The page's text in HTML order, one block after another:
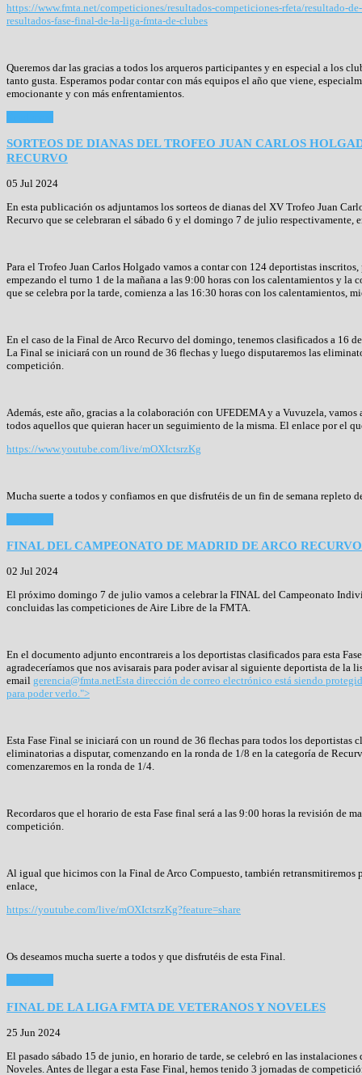
https://www.fmta.net/competiciones/resultados-competiciones-rfeta/resultado-
resultados-fase-final-de-la-liga-fmta-de-clubes
Queremos dar las gracias a todos los arqueros participantes y en especial a los
tanto gusta. Esperamos podar contar con más equipos el año que viene,
emocionante y con más enfrentamientos.
SORTEOS DE DIANAS DEL TROFEO JUAN CARLOS
RECURVO
05 Jul 2024
En esta publicación os adjuntamos los sorteos de dianas del XV Trofeo Juan
Recurvo que se celebraran el sábado 6 y el domingo 7 de julio respectivamente,
Para el Trofeo Juan Carlos Holgado vamos a contar con 124 deportistas
empezando el turno 1 de la mañana a las 9:00 horas con los calentamientos y
que se celebra por la tarde, comienza a las 16:30 horas con los calentamientos,
En el caso de la Final de Arco Recurvo del domingo, tenemos clasificados a 16
La Final se iniciará con un round de 36 flechas y luego disputaremos las
competición.
Además, este año, gracias a la colaboración con UFEDEMA y a Vuvuzela,
todos aquellos que quieran hacer un seguimiento de la misma. El enlace por el
https://www.youtube.com/live/mOXIctsrzKg
Mucha suerte a todos y confiamos en que disfrutéis de un fin de semana repleto
FINAL DEL CAMPEONATO DE MADRID DE ARCO
02 Jul 2024
El próximo domingo 7 de julio vamos a celebrar la FINAL del Campeonato
concluidas las competiciones de Aire Libre de la FMTA.
En el documento adjunto encontrareis a los deportistas clasificados para esta
agradeceríamos que nos avisarais para poder avisar al siguiente deportista de
email gerencia@fmta.netEsta dirección de correo electrónico está siendo
para poder verlo.">
Esta Fase Final se iniciará con un round de 36 flechas para todos los
eliminatorias a disputar, comenzando en la ronda de 1/8 en la categoría de
comenzaremos en la ronda de 1/4.
Recordaros que el horario de esta Fase final será a las 9:00 horas la revisión de
competición.
Al igual que hicimos con la Final de Arco Compuesto, también retransmitiremos
enlace,
https://youtube.com/live/mOXIctsrzKg?feature=share
Os deseamos mucha suerte a todos y que disfrutéis de esta Final.
FINAL DE LA LIGA FMTA DE VETERANOS Y NOVELES
25 Jun 2024
El pasado sábado 15 de junio, en horario de tarde, se celebró en las
Noveles. Antes de llegar a esta Fase Final, hemos tenido 3 jornadas de